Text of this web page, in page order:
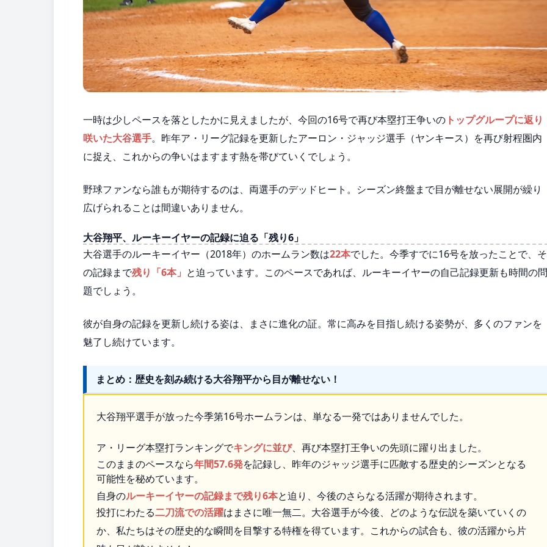
一時は少しペースを落としたかに見えましたが、今回の16号で再び本塁打王争いの トップグループに返り
咲いた大谷選手。昨年ア・リーグ記録を更新したアーロン・ジャッジ選手（ヤンキース）を再び射程圏内
に捉え、これからの争いはますます熱を帯びていくでしょう。
野球ファンなら誰もが期待するのは、両選手のデッドヒート。シーズン終盤まで目が離せない展開が繰り
広げられることは間違いありません。
大谷翔平、ルーキーイヤーの記録に迫る「残り6」
大谷選手のルーキーイヤー（2018年）のホームラン数は22本でした。今季すでに16号を放ったことで、そ
の記録まで残り「6本」 と迫っています。このペースであれば、ルーキーイヤーの自己記録更新も時間の問
題でしょう。
彼が自身の記録を更新し続ける姿は、まさに進化の証。常に高みを目指し続ける姿勢が、多くのファンを
魅了し続けています。
まとめ：歴史を刻み続ける大谷翔平から目が離せない！
大谷翔平選手が放った今季第16号ホームランは、単なる一発ではありませんでした。
ア・リーグ本塁打ランキングでキングに並び、再び本塁打王争いの先頭に躍り出ました。
このままのペースなら年間57.6発を記録し、昨年のジャッジ選手に匹敵する歴史的シーズンとなる
可能性を秘めています。
自身のルーキーイヤーの記録まで残り6本と迫り、今後のさらなる活躍が期待されます。
投打にわたる二刀流での活躍はまさに唯一無二。大谷選手が今後、どのような伝説を築いていくの
か、私たちはその歴史的な瞬間を目撃する特権を得ています。これからの試合も、彼の活躍から片